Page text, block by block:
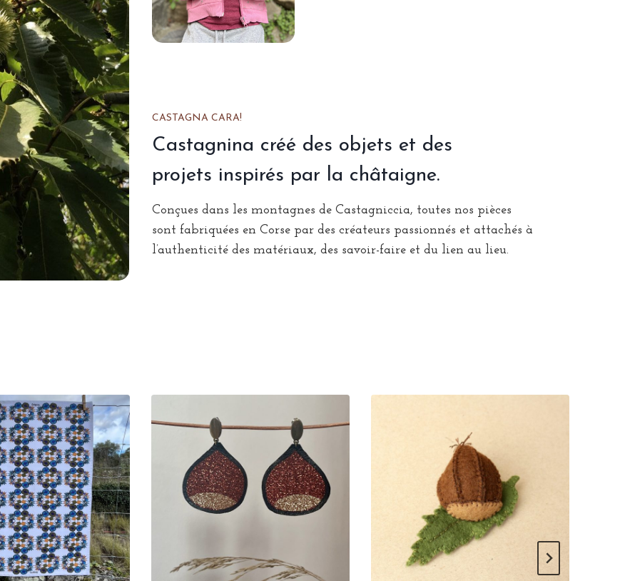
CASTAGNA CARA!
Castagnina créé des objets et des
projets inspirés par la châtaigne.
Conçues dans les montagnes de Castagniccia, toutes nos pièces
sont fabriquées en Corse par des créateurs passionnés et attachés à
l’authenticité des matériaux, des savoir-faire et du lien au lieu.